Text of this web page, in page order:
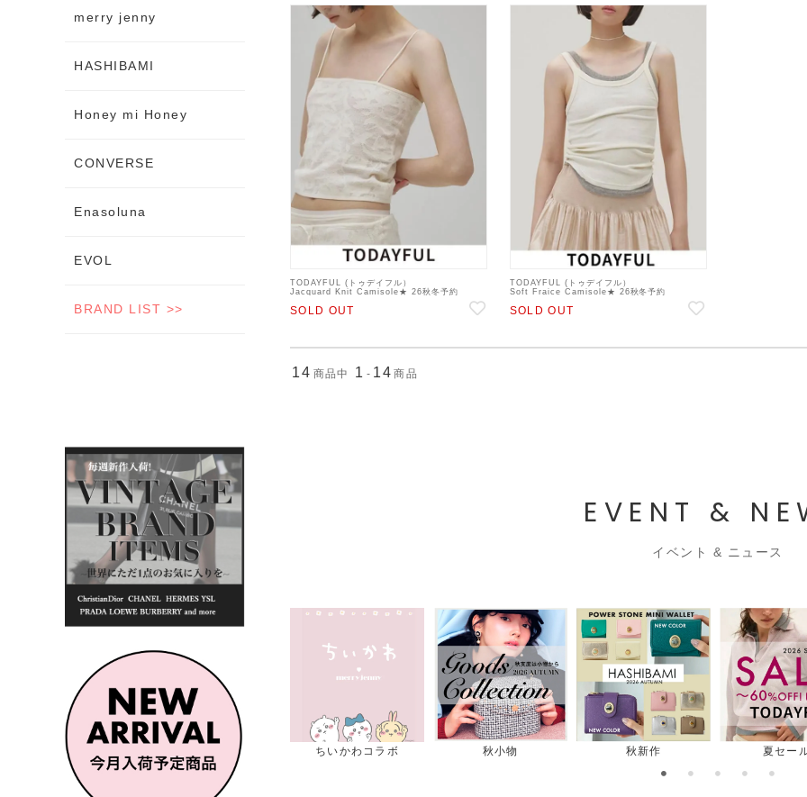
TODAYFUL (トゥデイフル）
Jacquard Knit Camisole★ 26秋冬予約
【12610537】キャミソール・ベアトップ・ビス
チェ 入荷予定 : 7月上旬～
SOLD OUT
TODAYFUL (トゥデイフル）
Soft Fraice Camisole★ 26秋冬予約
【12610630】キャミソール・ベアトップ・ビス
チェ 入荷予定 : 6月下旬～
SOLD OUT
14 商品中 1 - 14 商品
EVENT &
イベント & ニュース
アクセ 秋小物 秋新作 夏セール 最終セール
merry jenny
HASHIBAMI
Honey mi Honey
CONVERSE
Enasoluna
EVOL
BRAND LIST >>